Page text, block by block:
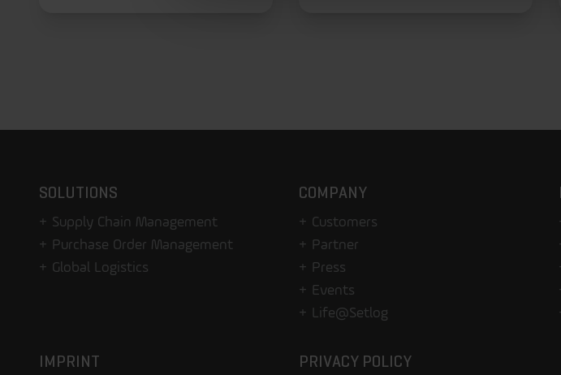
SOLUTIONS
Supply Chain Management
Purchase Order Management
Global Logistics
COMPANY
Customers
Partner
Press
Events
Life@Setlog
IMPRINT PRIVACY POLICY